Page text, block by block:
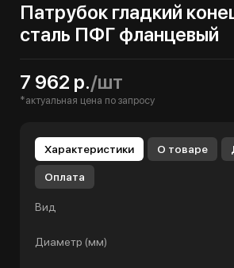
Патрубок гладкий
сталь ПФГ фланцевый
7 962 р./шт
*актуальная цена по запросу
Характеристики О товаре
Оплата
Вид
Диаметр (мм)